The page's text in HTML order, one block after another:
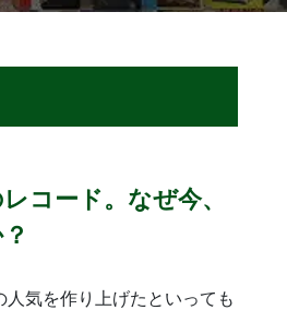
コード。なぜ今、
気を作り上げたといっても